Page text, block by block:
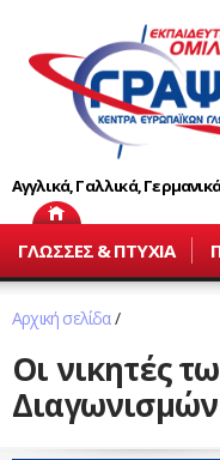
Αγγλικά, Γαλλικά,
ΓΛΩΣΣΕΣ & ΠΤΥΧΙΑ
Αρχική σελίδα/
Οι νικητές